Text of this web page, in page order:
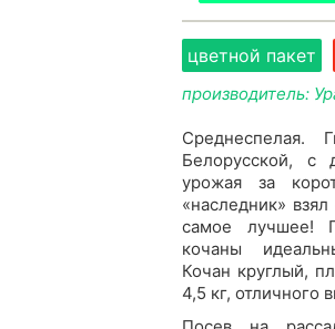
цветной пакет
производитель:
Среднеспелая.
Белорусской, с
урожая за
«наследник»
самое лучшее!
кочаны
Кочан круглый,
4,5 кг, отличного